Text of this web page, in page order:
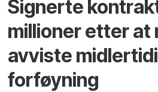
Signerte
millioner etter at
avviste
forføyning